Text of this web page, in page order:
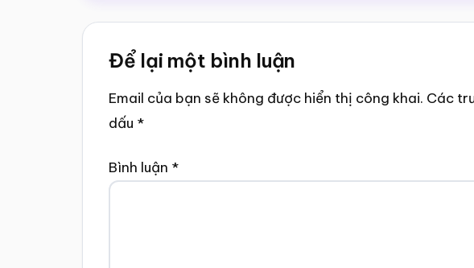
Reader
Interactions
Để lại một bình luận
Email của bạn sẽ không được hiển thị công khai. Các
dấu *
Bình luận *